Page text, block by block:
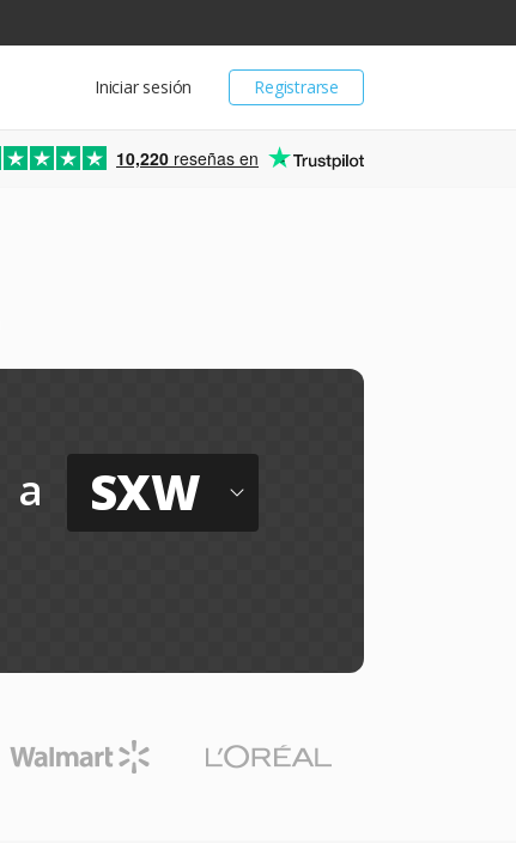
Registrarse
Iniciar sesión
10,220 reseñas en
a SXW